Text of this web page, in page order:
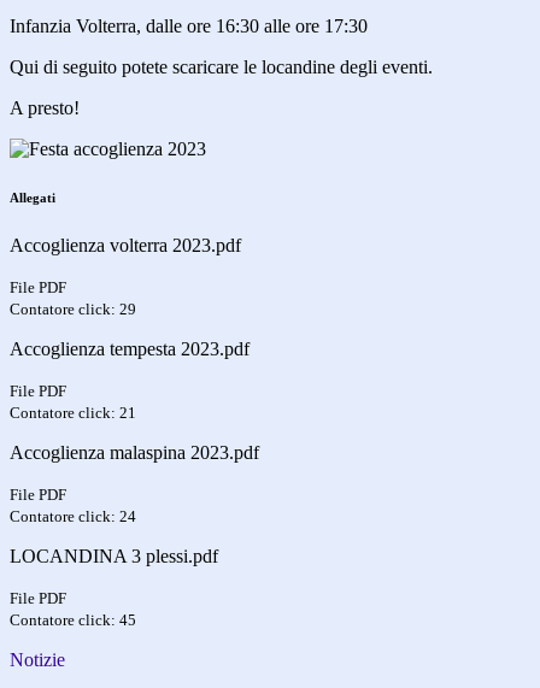
Infanzia Volterra, dalle ore 16:30 alle ore 17:30
Qui di seguito potete scaricare le locandine degli eventi.
A presto!
Allegati
Accoglienza volterra 2023.pdf
File PDF
Contatore click: 29
Accoglienza tempesta 2023.pdf
File PDF
Contatore click: 21
Accoglienza malaspina 2023.pdf
File PDF
Contatore click: 24
LOCANDINA 3 plessi.pdf
File PDF
Contatore click: 45
Notizie